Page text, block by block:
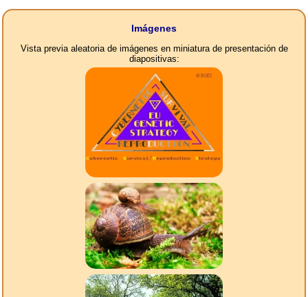
Imágenes
Vista previa aleatoria de imágenes en miniatura de presentación de
diapositivas: